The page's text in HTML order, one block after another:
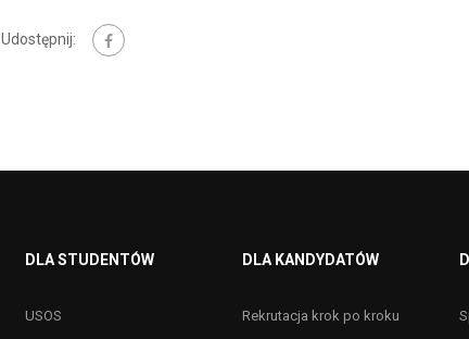
Udostępnij:
DLA STUDENTÓW
USOS
DLA KANDYDATÓW
Rekrutacja krok po kroku